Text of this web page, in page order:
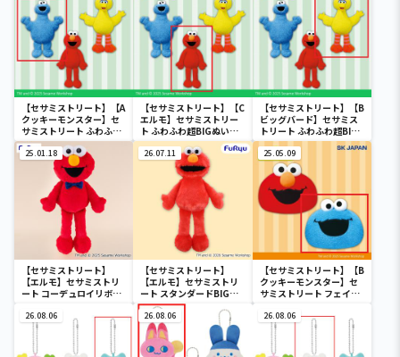
【セサミストリート】【A
クッキーモンスター】セ
サミストリート ふわふわ
超BIGぬいぐるみ
【セサミストリート】【C
エルモ】セサミストリー
ト ふわふわ超BIGぬいぐ
るみ
【セサミストリート】【B
ビッグバード】セサミス
トリート ふわふわ超BIG
ぬいぐるみ
25.01.18
【セサミストリート】
【エルモ】セサミストリ
ート コーデュロイリボン
～
26.07.11
【セサミストリート】
【エルモ】セサミストリ
ート スタンダードBIGぬ
いぐるみ～エルモ～
25.05.09
【セサミストリート】【B
クッキーモンスター】セ
サミストリート フェイス
26.08.06 26.08.06 26.08.06